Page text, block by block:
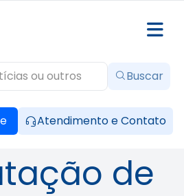
Atendimento e Contato
Buscar
de